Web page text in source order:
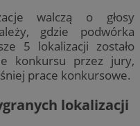
walczą o głosy
gdzie podwórka
5 lokalizacji zostało
konkursu przez jury,
prace konkursowe.
lokalizacji